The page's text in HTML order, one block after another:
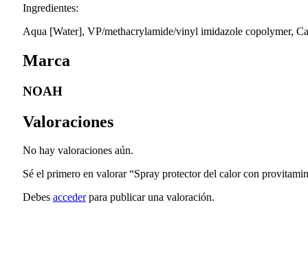
Ingredientes:
Aqua [Water], VP/methacrylamide/vinyl imidazole copolymer,
Marca
NOAH
Valoraciones
No hay valoraciones aún.
Sé el primero en valorar “Spray protector del calor con
Debes accederpara publicar una valoración.